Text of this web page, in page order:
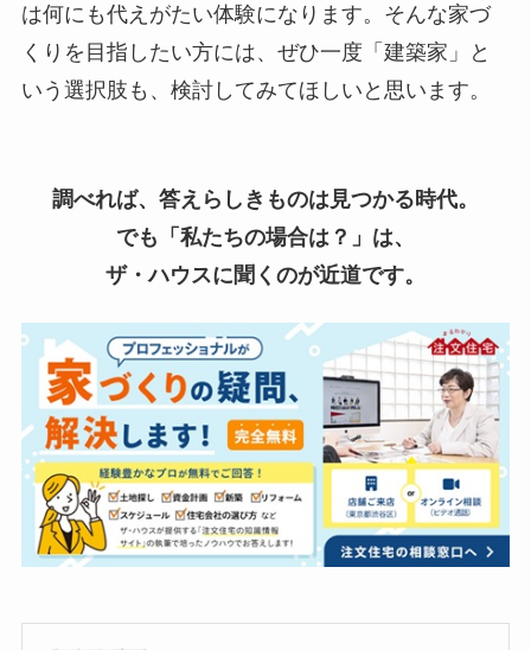
は何にも代えがたい体験になります。そんな家づ
くりを目指したい方には、ぜひ一度「建築家」と
いう選択肢も、検討してみてほしいと思います。
調べれば、答えらしきものは見つかる時代。
でも「私たちの場合は？」は、
ザ・ハウスに聞くのが近道です。